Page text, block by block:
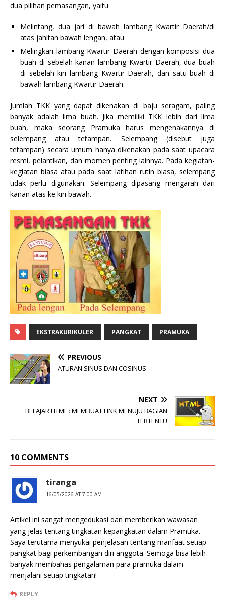
dua pilihan pemasangan, yaitu
Melintang, dua jari di bawah lambang Kwartir Daerah/di
atas jahitan bawah lengan, atau
Melingkari lambang Kwartir Daerah dengan komposisi dua
buah di sebelah kanan lambang Kwartir Daerah, dua buah
di sebelah kiri lambang Kwartir Daerah, dan satu buah di
bawah lambang Kwartir Daerah.
Jumlah TKK yang dapat dikenakan di baju seragam, paling
banyak adalah lima buah. Jika memiliki TKK lebih dari lima
buah, maka seorang Pramuka harus mengenakannya di
selempang atau tetampan. Selempang (disebut juga
tetampan) secara umum hanya dikenakan pada saat upacara
resmi, pelantikan, dan momen penting lainnya. Pada kegiatan-
kegiatan biasa atau pada saat latihan rutin biasa, selempang
tidak perlu digunakan. Selempang dipasang mengarah dari
kanan atas ke kiri bawah.
EKSTRAKURIKULER PANGKAT PRAMUKA
PREVIOUS
ATURAN SINUS DAN COSINUS
NEXT
BELAJAR HTML : MEMBUAT LINK MENUJU BAGIAN
TERTENTU
10 COMMENTS
tiranga
16/05/2026 AT 7:00 AM
Artikel ini sangat mengedukasi dan memberikan wawasan
yang jelas tentang tingkatan kepangkatan dalam Pramuka.
Saya terutama menyukai penjelasan tentang manfaat setiap
pangkat bagi perkembangan diri anggota. Semoga bisa lebih
banyak membahas pengalaman para pramuka dalam
menjalani setiap tingkatan!
REPLY